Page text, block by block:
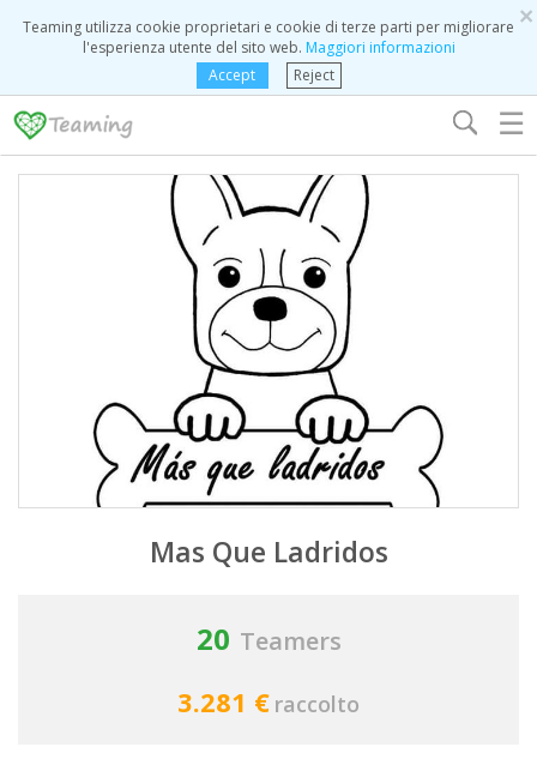
×
Teaming utilizza cookie proprietari e cookie di terze parti per migliorare
l'esperienza utente del sito web. Maggiori informazioni
Accept
Reject
☰
Mas Que Ladridos
20 Teamers
3.281 € raccolto